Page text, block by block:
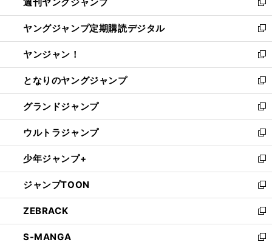
で
開
く
ド
ウ
で
開
く
ィ
ン
ド
ウ
で
開
く
新
し
い
ウ
ィ
ン
ド
ウ
で
開
く
ヤングジャンプ定期購読デジタル
新
し
い
ウ
ィ
ン
ド
ウ
で
開
く
ヤンジャン！
新
し
い
ウ
ィ
ン
ド
ウ
で
開
く
となりのヤングジャンプ
新
し
い
ウ
ィ
ン
ド
ウ
で
開
く
グランドジャンプ
新
し
い
ウ
ィ
ン
ド
ウ
で
開
く
ウルトラジャンプ
新
し
い
ウ
ィ
ン
ド
ウ
で
少年ジャンプ+
新
し
い
ウ
ィ
ン
ド
ジャンプTOON
新
し
い
ウ
ィ
ZEBRACK
新
し
い
S-MANGA
新